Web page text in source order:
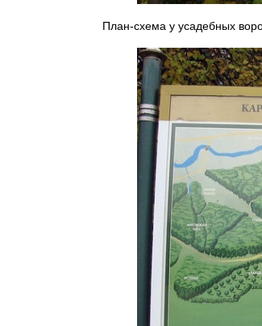
План-схема у усадебных